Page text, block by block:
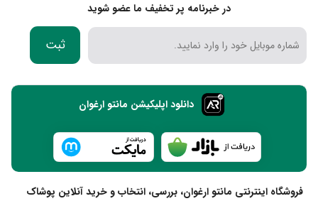
در خبرنامه پر تخفیف ما عضو شوید
ثبت
دانلود اپلیکیشن مانتو ارغوان
فروشگاه اینترنتی مانتو ارغوان، بررسی، انتخاب و خرید آنلاین پوشاک